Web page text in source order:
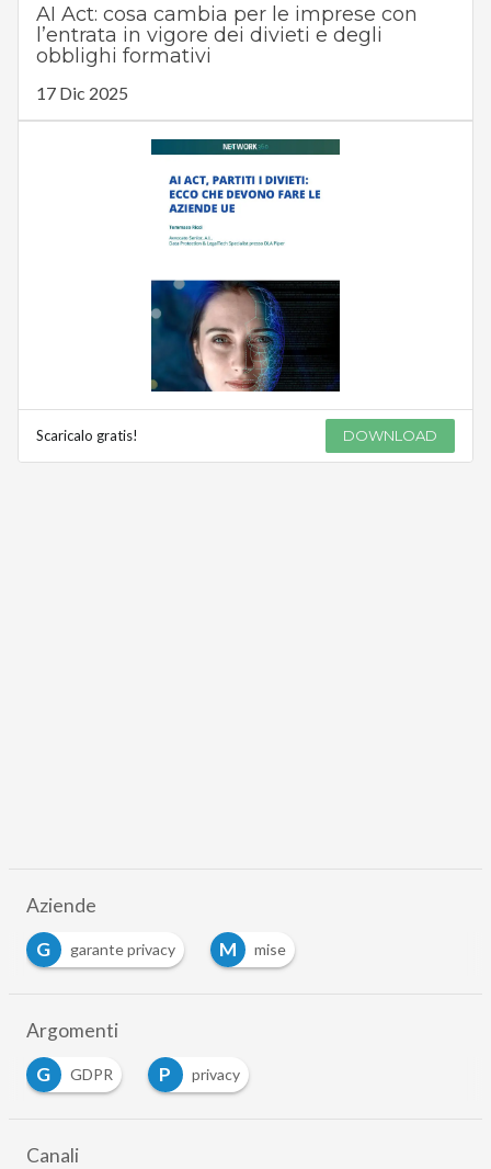
AI Act: cosa cambia per le imprese con
l’entrata in vigore dei divieti e degli
obblighi formativi
17 Dic 2025
Scaricalo gratis! DOWNLOAD
Aziende
G
garante privacy M
mise
Argomenti
G
GDPR P
privacy
Canali